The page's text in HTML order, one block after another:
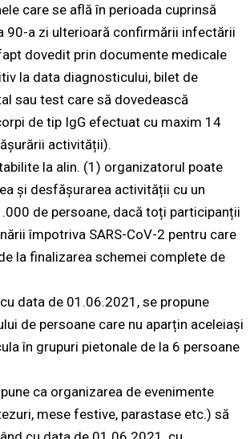
care se află în perioada cuprinsă
90-a zi ulterioară confirmării infectării
dovedit prin documente medicale
la data diagnosticului, bilet de
sau test care să dovedească
de tip IgG efectuat cu maxim 14
activității).
la alin. (1) organizatorul poate
și desfășurarea activității cu un
de persoane, dacă toți participanții
împotriva SARS-CoV-2 pentru care
la finalizarea schemei complete de
data de 01.06.2021, se propune
de persoane care nu aparțin aceleiași
în grupuri pietonale de la 6 persoane
ca organizarea de evenimente
mese festive, parastase etc.) să